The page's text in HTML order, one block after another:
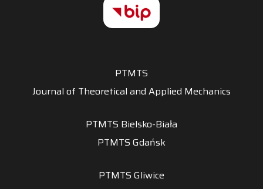
PTMTS
Journal of Theoretical and Applied Mechanics
PTMTS Bielsko-Biała
PTMTS Gdańsk
PTMTS Gliwice